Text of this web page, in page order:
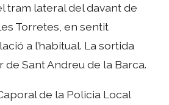
tram lateral del davant de
Torretes, en sentit
a l’habitual. La sortida
de Sant Andreu de la Barca.
de la Policia Local